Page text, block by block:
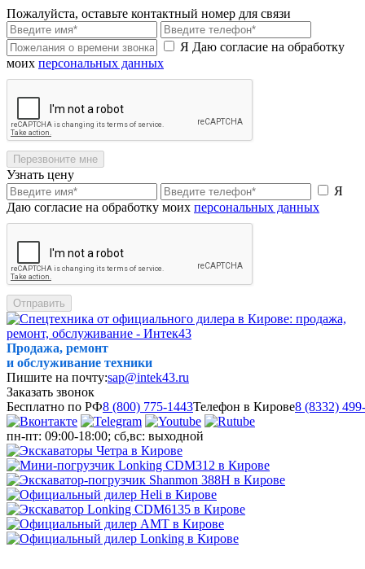
Пожалуйста, оставьте контактный номер для связи
Я Даю согласие на обработку
моих персональных данных
Перезвоните мне
Узнать цену
Я
Даю согласие на обработку моих персональных данных
Отправить
Продажа, ремонт
и обслуживание техники
Пишите на почту:sap@intek43.ru
Заказать звонок
Бесплатно по РФ8 (800) 775-1443Телефон в Кирове8 (8332)
пн-пт: 09:00-18:00; сб,вс: выходной